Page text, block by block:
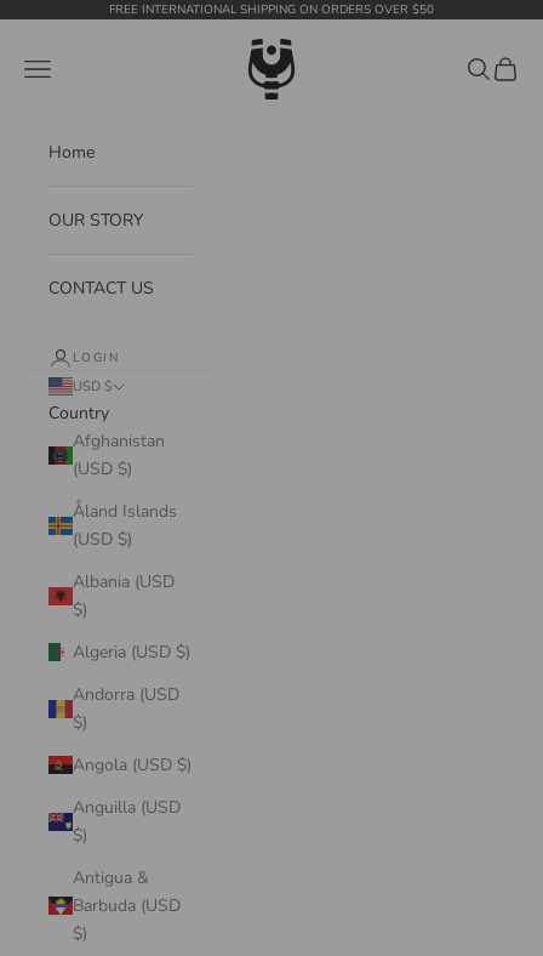
Skip to contentFREE INTERNATIONAL SHIPPING ON ORDERS OVER $50
WildTension
Navigation menu Search
Cart
Home
OUR STORY
CONTACT US
LOGIN
USD $
Country
Afghanistan
(USD $)
Åland Islands
(USD $)
Albania (USD
$)
Algeria (USD $)
Andorra (USD
$)
Angola (USD $)
Anguilla (USD
$)
Antigua &
Barbuda (USD
$)